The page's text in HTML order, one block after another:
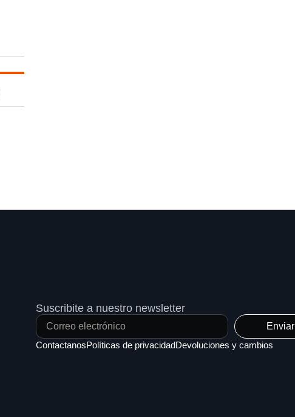
Suscribite a nuestro newsletter
Enviar
ContactanosPolíticas de privacidadDevoluciones y cambios